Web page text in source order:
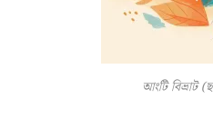
আংটি বিভ্রাট